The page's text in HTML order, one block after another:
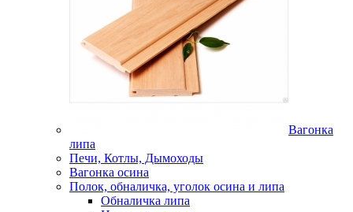
Вагонка
липа
Печи, Котлы, Дымоходы
Вагонка осина
Полок, обналичка, уголок осина и липа
Обналичка липа